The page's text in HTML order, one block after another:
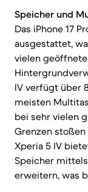
Speicher und
Das iPhone 17
ausgestattet,
vielen
IV verfügt über
meisten
bei sehr vielen
Grenzen
Xperia 5 IV
Speicher mittels
erweitern, was